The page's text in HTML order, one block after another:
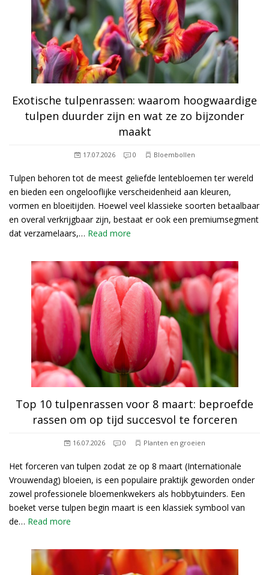
Exotische tulpenrassen: waarom hoogwaardige
tulpen duurder zijn en wat ze zo bijzonder
maakt
17.07.2026 0 Bloembollen
Tulpen behoren tot de meest geliefde lentebloemen ter wereld
en bieden een ongelooflijke verscheidenheid aan kleuren,
vormen en bloeitijden. Hoewel veel klassieke soorten betaalbaar
en overal verkrijgbaar zijn, bestaat er ook een premiumsegment
dat verzamelaars,… Read more
Top 10 tulpenrassen voor 8 maart: beproefde
rassen om op tijd succesvol te forceren
16.07.2026 0 Planten en groeien
Het forceren van tulpen zodat ze op 8 maart (Internationale
Vrouwendag) bloeien, is een populaire praktijk geworden onder
zowel professionele bloemenkwekers als hobbytuinders. Een
boeket verse tulpen begin maart is een klassiek symbool van
de… Read more